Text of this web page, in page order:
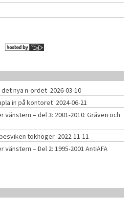
det nya n-ordet 2026-03-10
in på kontoret 2024-06-21
– del 3: 2001-2010: Gräven och
tokhöger 2022-11-11
– Del 2: 1995-2001 AntiAFA